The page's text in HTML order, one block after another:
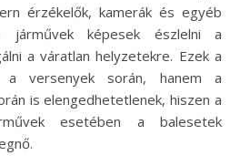
érzékelők, kamerák és egyéb
járművek képesek észlelni a
a váratlan helyzetekre. Ezek a
a versenyek során, hanem a
is elengedhetetlenek, hiszen a
esetében a balesetek